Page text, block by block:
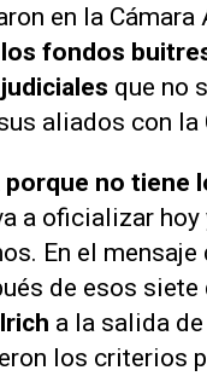
en la
fondos
que no
aliados con la
no tiene
a oficializar hoy
En el
de esos
a la salida
los criterios